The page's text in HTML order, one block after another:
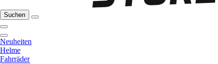
Suchen
Neuheiten
Helme
Fahrräder